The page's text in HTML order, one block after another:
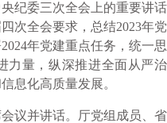
纪委三次全会上的重要讲话
次全会要求，总结2023年党
年党建重点任务，统一思
力量，纵深推进全面从严治
息化高质量发展。
并讲话。厅党组成员、省